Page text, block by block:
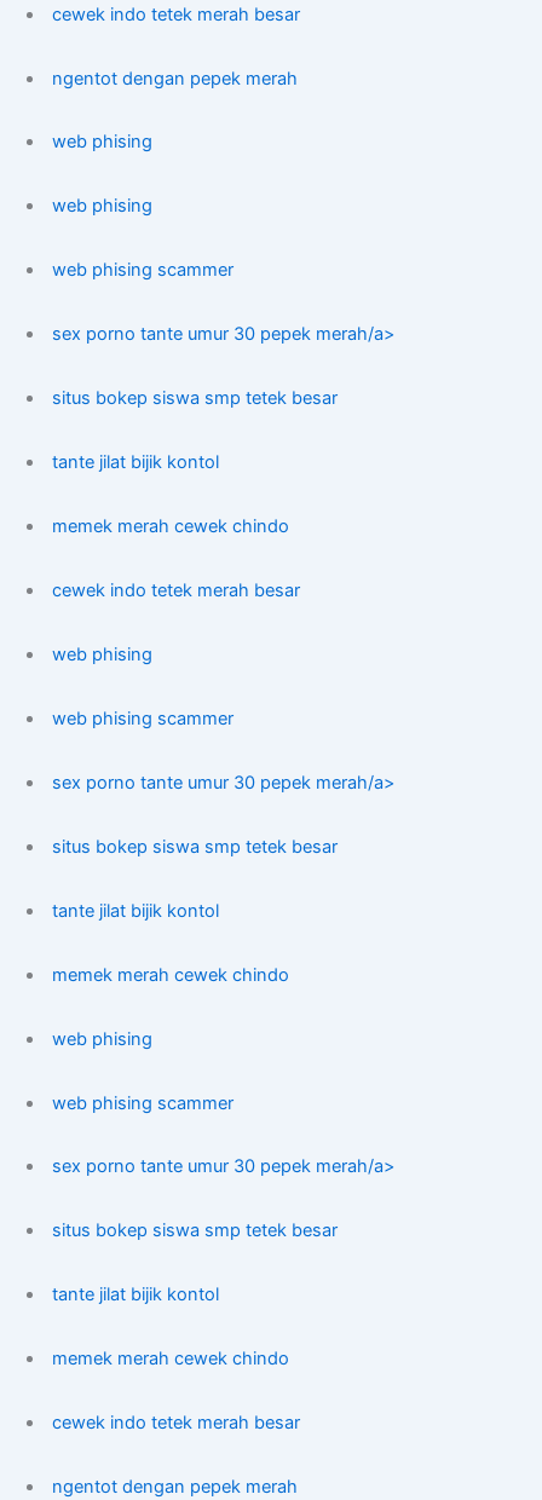
cewek indo tetek merah besar
ngentot dengan pepek merah
web phising
web phising
web phising scammer
sex porno tante umur 30 pepek merah/a>
situs bokep siswa smp tetek besar
tante jilat bijik kontol
memek merah cewek chindo
cewek indo tetek merah besar
web phising
web phising scammer
sex porno tante umur 30 pepek merah/a>
situs bokep siswa smp tetek besar
tante jilat bijik kontol
memek merah cewek chindo
web phising
web phising scammer
sex porno tante umur 30 pepek merah/a>
situs bokep siswa smp tetek besar
tante jilat bijik kontol
memek merah cewek chindo
cewek indo tetek merah besar
ngentot dengan pepek merah